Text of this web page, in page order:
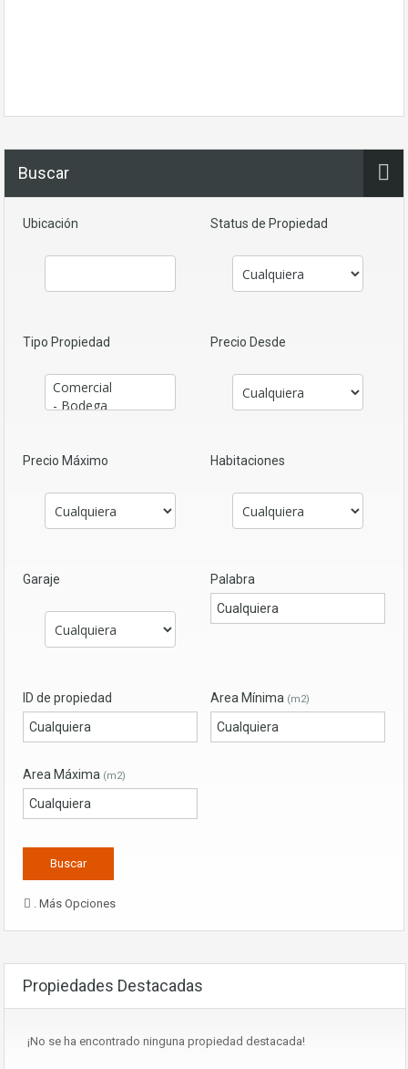
Buscar
Ubicación Status de Propiedad
Tipo Propiedad Precio Desde
Precio Máximo Habitaciones
Garaje Palabra
ID de propiedad Area Mínima (m2)
Area Máxima (m2)
. Más Opciones
Propiedades Destacadas
¡No se ha encontrado ninguna propiedad destacada!